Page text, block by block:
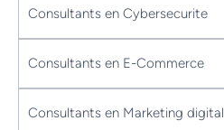
Consultants en Cybersecurite
Consultants en E-Commerce
Consultants en Marketing digital